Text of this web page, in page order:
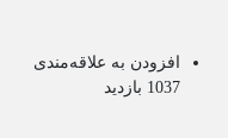
افزودن به علاقه‌مندی
1037 بازدید